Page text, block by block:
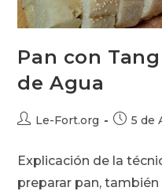
Pan con
de Agua
Autor
entrada:
Le-Fort.org
entrada:
5 de
Explicación de la
preparar pan,